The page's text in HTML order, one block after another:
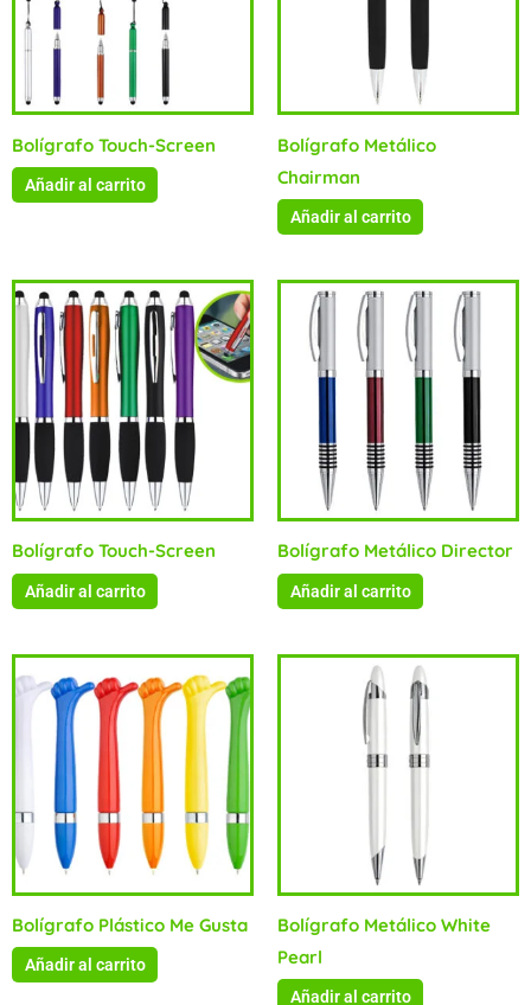
Bolígrafo Touch-Screen
Añadir al carrito
Bolígrafo Metálico
Chairman
Añadir al carrito
Bolígrafo Touch-Screen
Añadir al carrito
Bolígrafo Metálico Director
Añadir al carrito
Bolígrafo Plástico Me Gusta
Añadir al carrito
Bolígrafo Metálico White
Pearl
Añadir al carrito